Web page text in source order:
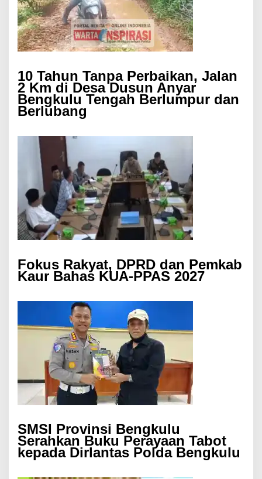
10 Tahun Tanpa Perbaikan, Jalan
2 Km di Desa Dusun Anyar
Bengkulu Tengah Berlumpur dan
Berlubang
Fokus Rakyat, DPRD dan Pemkab
Kaur Bahas KUA-PPAS 2027
SMSI Provinsi Bengkulu
Serahkan Buku Perayaan Tabot
kepada Dirlantas Polda Bengkulu